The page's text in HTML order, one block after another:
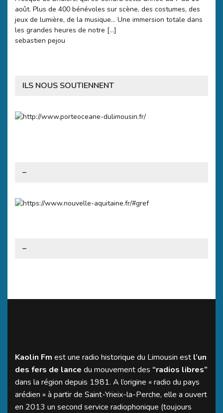
août. Plus de 400 bénévoles sur scène, des costumes, des
jeux de lumière, de la musique… Une immersion totale dans
les grandes heures de notre […]
sebastien pejou
ILS NOUS SOUTIENNENT
–
–
Kaolin Fm est une radio historique du Limousin est l’un
des fers de lance du mouvement des “radios libres”
dans la région depuis 1981. A l’origine « radio du pays
arédien » à partir de Saint-Yrieix-la-Perche, elle a ouvert
en 2013 un second service radiophonique (toujours